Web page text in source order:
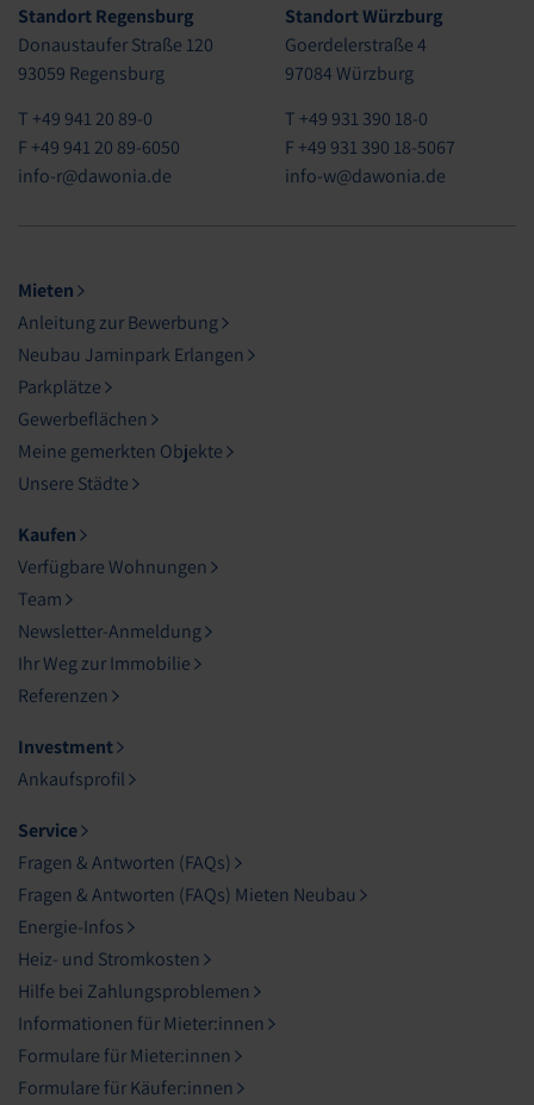
Standort Regensburg
Donaustaufer Straße 120
93059 Regensburg
T +49 941 20 89-0
F +49 941 20 89-6050
info-r@dawonia.de
Standort Würzburg
Goerdelerstraße 4
97084 Würzburg
T +49 931 390 18-0
F +49 931 390 18-5067
info-w@dawonia.de
Mieten
Anleitung zur Bewerbung
Neubau Jaminpark Erlangen
Parkplätze
Gewerbeflächen
Meine gemerkten Objekte
Unsere Städte
Kaufen
Verfügbare Wohnungen
Team
Newsletter-Anmeldung
Ihr Weg zur Immobilie
Referenzen
Investment
Ankaufsprofil
Service
Fragen & Antworten (FAQs)
Fragen & Antworten (FAQs) Mieten Neubau
Energie-Infos
Heiz- und Stromkosten
Hilfe bei Zahlungsproblemen
Informationen für Mieter:innen
Formulare für Mieter:innen
Formulare für Käufer:innen